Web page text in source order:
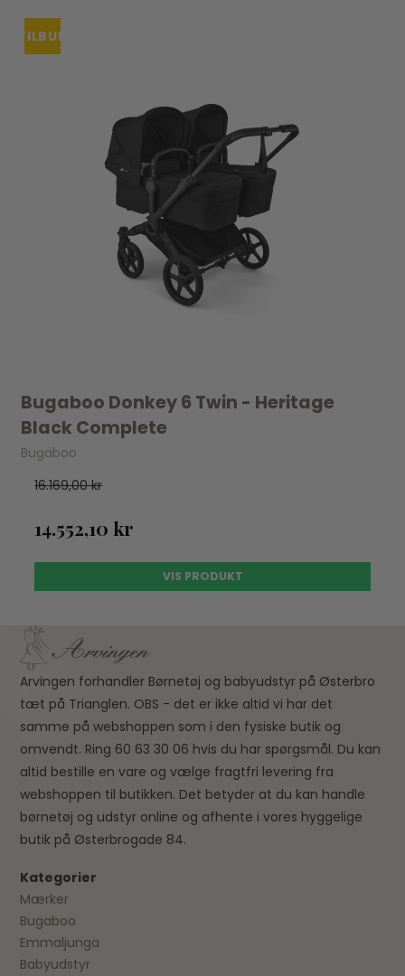
TILBUD
Bugaboo Donkey 6 Twin - Heritage
Black Complete
Bugaboo
16.169,00 kr
14.552,10 kr
VIS PRODUKT
Arvingen forhandler Børnetøj og babyudstyr på Østerbro
tæt på Trianglen. OBS - det er ikke altid vi har det
samme på webshoppen som i den fysiske butik og
omvendt. Ring 60 63 30 06 hvis du har spørgsmål. Du kan
altid bestille en vare og vælge fragtfri levering fra
webshoppen til butikken. Det betyder at du kan handle
børnetøj og udstyr online og afhente i vores hyggelige
butik på Østerbrogade 84.
Kategorier
Mærker
Bugaboo
Emmaljunga
Babyudstyr